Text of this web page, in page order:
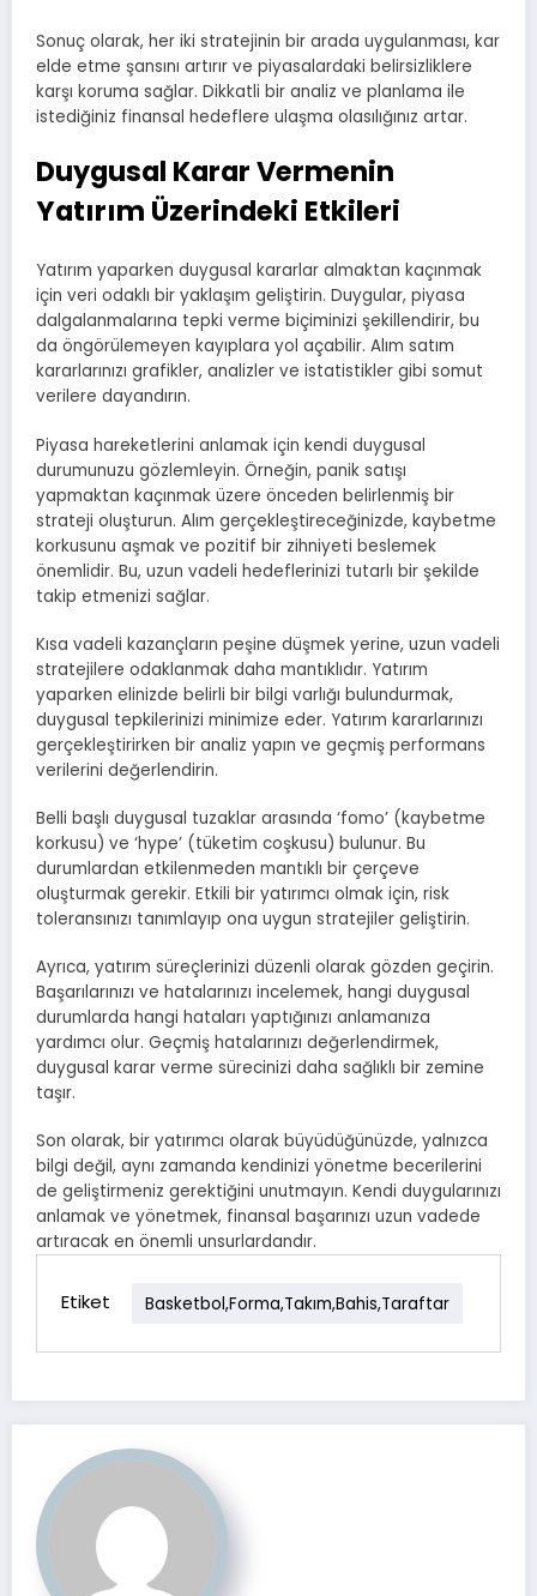
Sonuç olarak, her iki stratejinin bir arada uygulanması, kar
elde etme şansını artırır ve piyasalardaki belirsizliklere
karşı koruma sağlar. Dikkatli bir analiz ve planlama ile
istediğiniz finansal hedeflere ulaşma olasılığınız artar.
Duygusal Karar Vermenin
Yatırım Üzerindeki Etkileri
Yatırım yaparken duygusal kararlar almaktan kaçınmak
için veri odaklı bir yaklaşım geliştirin. Duygular, piyasa
dalgalanmalarına tepki verme biçiminizi şekillendirir, bu
da öngörülemeyen kayıplara yol açabilir. Alım satım
kararlarınızı grafikler, analizler ve istatistikler gibi somut
verilere dayandırın.
Piyasa hareketlerini anlamak için kendi duygusal
durumunuzu gözlemleyin. Örneğin, panik satışı
yapmaktan kaçınmak üzere önceden belirlenmiş bir
strateji oluşturun. Alım gerçekleştireceğinizde, kaybetme
korkusunu aşmak ve pozitif bir zihniyeti beslemek
önemlidir. Bu, uzun vadeli hedeflerinizi tutarlı bir şekilde
takip etmenizi sağlar.
Kısa vadeli kazançların peşine düşmek yerine, uzun vadeli
stratejilere odaklanmak daha mantıklıdır. Yatırım
yaparken elinizde belirli bir bilgi varlığı bulundurmak,
duygusal tepkilerinizi minimize eder. Yatırım kararlarınızı
gerçekleştirirken bir analiz yapın ve geçmiş performans
verilerini değerlendirin.
Belli başlı duygusal tuzaklar arasında ‘fomo’ (kaybetme
korkusu) ve ‘hype’ (tüketim coşkusu) bulunur. Bu
durumlardan etkilenmeden mantıklı bir çerçeve
oluşturmak gerekir. Etkili bir yatırımcı olmak için, risk
toleransınızı tanımlayıp ona uygun stratejiler geliştirin.
Ayrıca, yatırım süreçlerinizi düzenli olarak gözden geçirin.
Başarılarınızı ve hatalarınızı incelemek, hangi duygusal
durumlarda hangi hataları yaptığınızı anlamanıza
yardımcı olur. Geçmiş hatalarınızı değerlendirmek,
duygusal karar verme sürecinizi daha sağlıklı bir zemine
taşır.
Son olarak, bir yatırımcı olarak büyüdüğünüzde, yalnızca
bilgi değil, aynı zamanda kendinizi yönetme becerilerini
de geliştirmeniz gerektiğini unutmayın. Kendi duygularınızı
anlamak ve yönetmek, finansal başarınızı uzun vadede
artıracak en önemli unsurlardandır.
Etiket Basketbol,forma,takım,bahis,taraftar